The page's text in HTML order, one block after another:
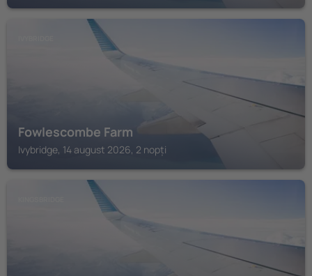
Fowlescombe Farm
Ivybridge, 14 august 2026, 2 nopți